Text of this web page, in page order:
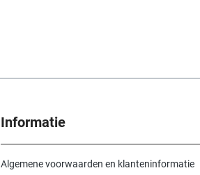
Informatie
Algemene voorwaarden en klanteninformatie